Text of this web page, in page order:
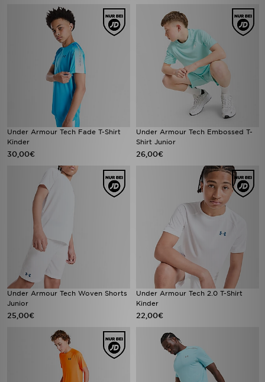
Under Armour Tech Fade T-Shirt
Kinder
30,00€
Under Armour Tech Embossed T-
Shirt Junior
26,00€
Under Armour Tech Woven Shorts
Junior
25,00€
Under Armour Tech 2.0 T-Shirt
Kinder
22,00€